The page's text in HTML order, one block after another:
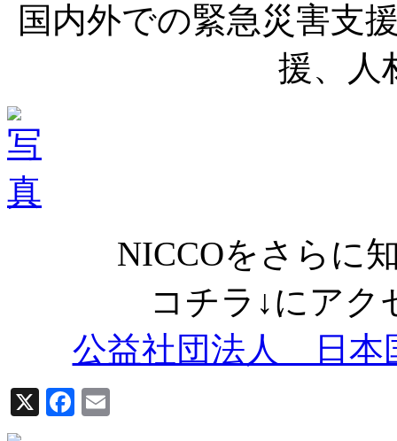
国内外での緊急災害支
援、人
NICCOをさらに
コチラ↓にアク
公益社団法人 日本
X Facebook